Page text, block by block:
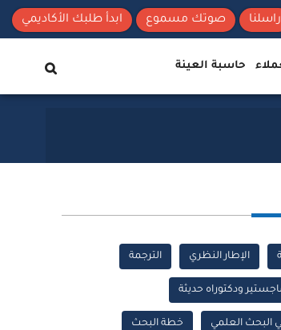
ابدأ طلبك الأكاديمي صوتك مسموع راسلنا
حاسبة العينة
الإطار النظري الترجمة
ودكتوراه حديثة
البحث العلمي خطة البحث